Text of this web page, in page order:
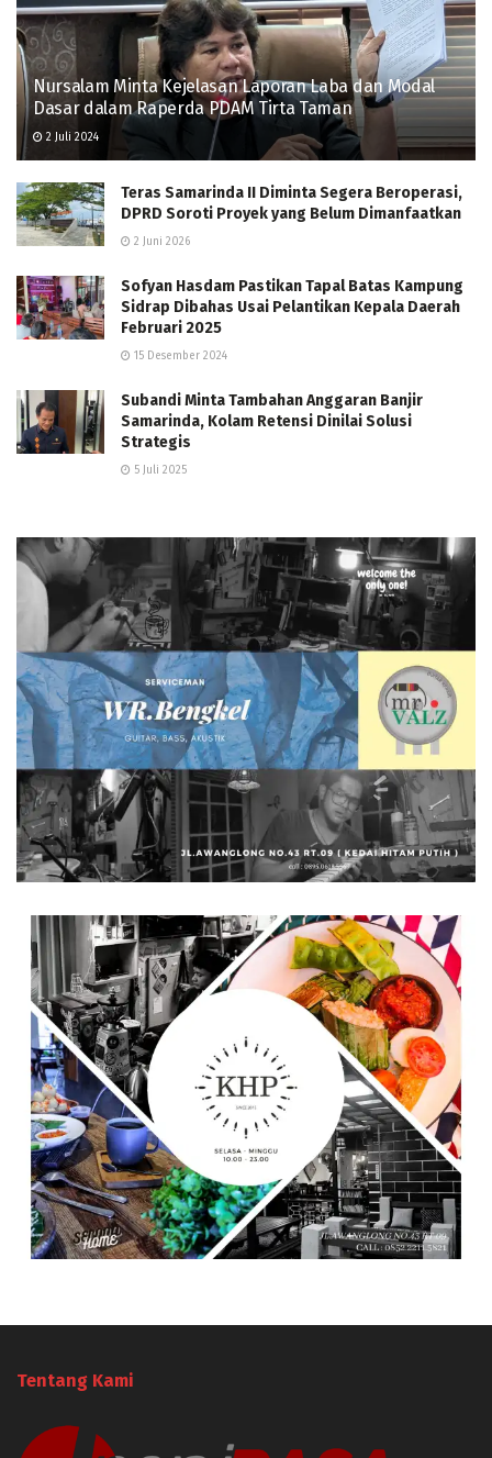
Nursalam Minta Kejelasan Laporan Laba dan Modal
Dasar dalam Raperda PDAM Tirta Taman
2 Juli 2024
Teras Samarinda II Diminta Segera Beroperasi,
DPRD Soroti Proyek yang Belum Dimanfaatkan
2 Juni 2026
Sofyan Hasdam Pastikan Tapal Batas Kampung
Sidrap Dibahas Usai Pelantikan Kepala Daerah
Februari 2025
15 Desember 2024
Subandi Minta Tambahan Anggaran Banjir
Samarinda, Kolam Retensi Dinilai Solusi
Strategis
5 Juli 2025
Tentang Kami